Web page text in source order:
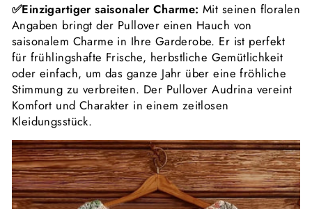
✅Einzigartiger saisonaler Charme:Mit seinen floralen
Angaben bringt der Pullover einen Hauch von
saisonalem Charme in Ihre Garderobe. Er ist perfekt
für frühlingshafte Frische, herbstliche Gemütlichkeit
oder einfach, um das ganze Jahr über eine fröhliche
Stimmung zu verbreiten. Der Pullover Audrina vereint
Komfort und Charakter in einem zeitlosen
Kleidungsstück.